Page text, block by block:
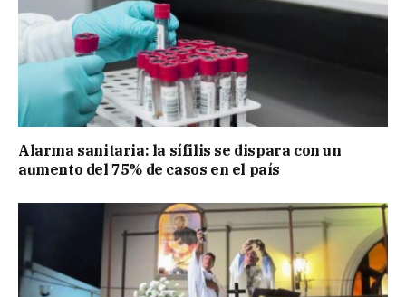
Alarma sanitaria: la sífilis se dispara con un
aumento del 75% de casos en el país